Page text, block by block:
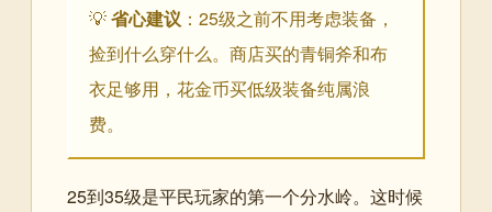
💡省心建议 ：25级之前不用考虑装备，
捡到什么穿什么。商店买的青铜斧和布
衣足够用，花金币买低级装备纯属浪
费。
25到35级是平民玩家的第一个分水岭。这时候